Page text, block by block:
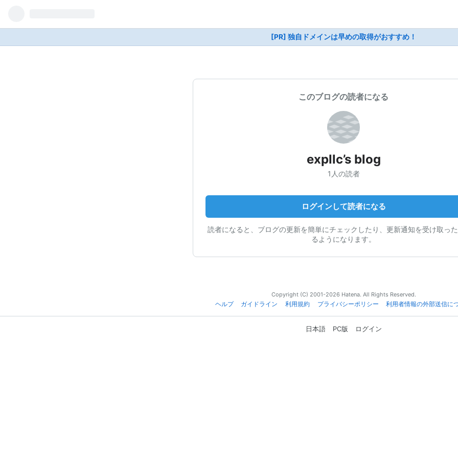
[PR] 独自ドメインは早めの取得がおすすめ！
このブログの読者になる
expllc’s blog
1人の読者
ログインして読者になる
読者になると、ブログの更新を簡単にチェックしたり、更新通知を受け取っ
るようになります。
Copyright (C) 2001-2026 Hatena. All Rights Reserved.
ヘルプ
ガイドライン 利用規約 プライバシーポリシー 利用者情報の外部送信に
日本語 PC版 ログイン